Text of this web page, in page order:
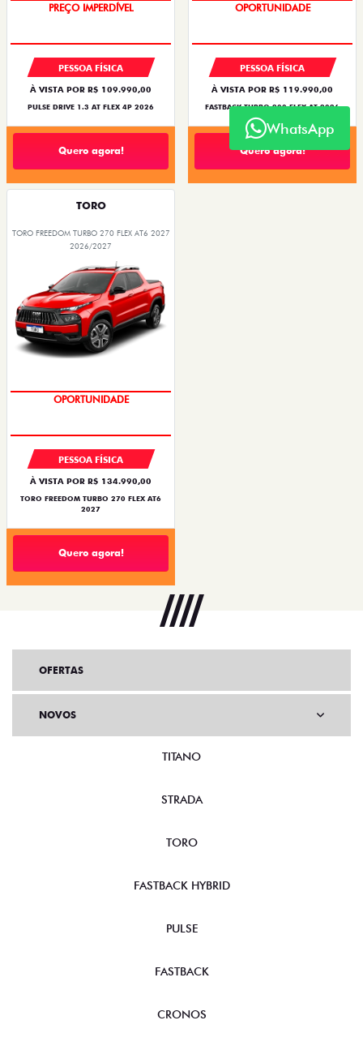
PREÇO IMPERDÍVEL
PESSOA FÍSICA
À VISTA POR R$ 109.990,00
PULSE DRIVE 1.3 AT FLEX 4P 2026
Quero agora!
OPORTUNIDADE
PESSOA FÍSICA
À VISTA POR R$ 119.990,00
FASTBACK TURBO 200 FLEX AT 2026
Quero agora!
TORO
TORO FREEDOM TURBO 270 FLEX AT6 2027
2026/2027
OPORTUNIDADE
PESSOA FÍSICA
À VISTA POR R$ 134.990,00
TORO FREEDOM TURBO 270 FLEX AT6
2027
Quero agora!
WhatsApp
OFERTAS
NOVOS
TITANO
STRADA
TORO
FASTBACK HYBRID
PULSE
FASTBACK
CRONOS